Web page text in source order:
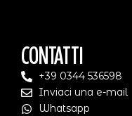
Contatti
+39 0344 536598
Inviaci una e-mail
Whatsapp